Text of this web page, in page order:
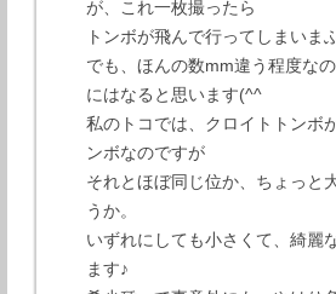
が、これ一枚撮ったら
トンボが飛んで行ってしまいま
でも、ほんの数mm違う程度な
にはなると思います(^^
私のトコでは、クロイトトンボ
ンボなのですが
それとほぼ同じ位か、ちょっと
うか。
いずれにしても小さくて、綺麗
ます♪